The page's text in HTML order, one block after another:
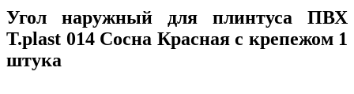
Угол наружный для плинтуса ПВХ
T.plast 014 Сосна Красная с крепежом 1
штука